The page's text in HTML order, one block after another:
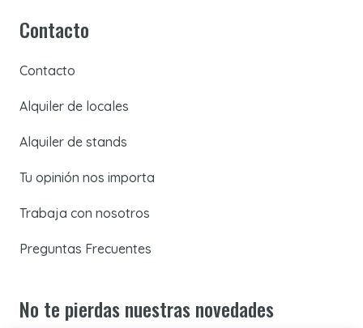
Contacto
Contacto
Alquiler de locales
Alquiler de stands
Tu opinión nos importa
Trabaja con nosotros
Preguntas Frecuentes
No te pierdas nuestras novedades